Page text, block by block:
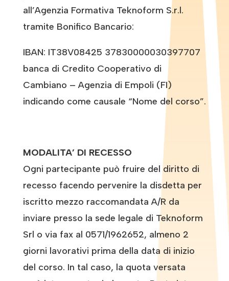
all’Agenzia Formativa Teknoform S.r.l.
tramite Bonifico Bancario:
IBAN: IT38V08425 37830000030397707
banca di Credito Cooperativo di
Cambiano – Agenzia di Empoli (FI)
indicando come causale “Nome del corso”.
MODALITA’ DI RECESSO
Ogni partecipante può fruire del diritto di
recesso facendo pervenire la disdetta per
iscritto mezzo raccomandata A/R da
inviare presso la sede legale di Teknoform
Srl o via fax al 0571/1962652, almeno 2
giorni lavorativi prima della data di inizio
del corso. In tal caso, la quota versata